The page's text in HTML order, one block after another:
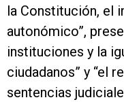
la Constitución, el
autonómico”,
instituciones y la
ciudadanos” y “el
sentencias